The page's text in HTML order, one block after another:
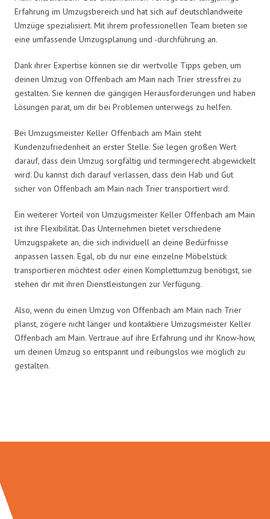
Erfahrung im Umzugsbereich und hat sich auf deutschlandweite
Umzüge spezialisiert. Mit ihrem professionellen Team bieten sie
eine umfassende Umzugsplanung und -durchführung an.
Dank ihrer Expertise können sie dir wertvolle Tipps geben, um
deinen Umzug von Offenbach am Main nach Trier stressfrei zu
gestalten. Sie kennen die gängigen Herausforderungen und haben
Lösungen parat, um dir bei Problemen unterwegs zu helfen.
Bei Umzugsmeister Keller Offenbach am Main steht
Kundenzufriedenheit an erster Stelle. Sie legen großen Wert
darauf, dass dein Umzug sorgfältig und termingerecht abgewickelt
wird. Du kannst dich darauf verlassen, dass dein Hab und Gut
sicher von Offenbach am Main nach Trier transportiert wird.
Ein weiterer Vorteil von Umzugsmeister Keller Offenbach am Main
ist ihre Flexibilität. Das Unternehmen bietet verschiedene
Umzugspakete an, die sich individuell an deine Bedürfnisse
anpassen lassen. Egal, ob du nur eine einzelne Möbelstück
transportieren möchtest oder einen Komplettumzug benötigst, sie
stehen dir mit ihren Dienstleistungen zur Verfügung.
Also, wenn du einen Umzug von Offenbach am Main nach Trier
planst, zögere nicht länger und kontaktiere Umzugsmeister Keller
Offenbach am Main. Vertraue auf ihre Erfahrung und ihr Know-how,
um deinen Umzug so entspannt und reibungslos wie möglich zu
gestalten.